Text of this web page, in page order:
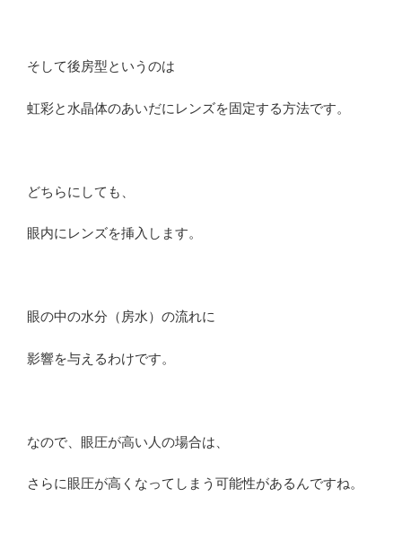
そして後房型というのは
虹彩と水晶体のあいだにレンズを固定する方法です。
どちらにしても、
眼内にレンズを挿入します。
眼の中の水分（房水）の流れに
影響を与えるわけです。
なので、眼圧が高い人の場合は、
さらに眼圧が高くなってしまう可能性があるんですね。